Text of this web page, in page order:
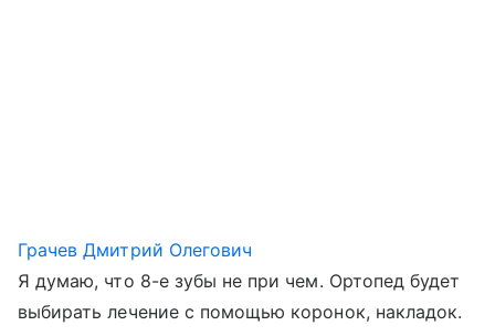
Грачев Дмитрий Олегович
Я думаю, что 8-е зубы не при чем. Ортопед будет
выбирать лечение с помощью коронок, накладок.